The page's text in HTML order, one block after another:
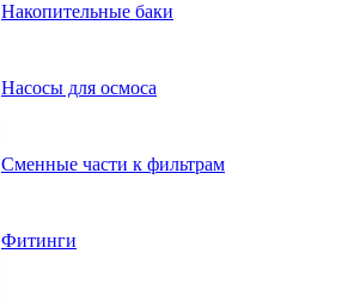
Накопительные баки
Насосы для осмоса
Сменные части к фильтрам
Фитинги